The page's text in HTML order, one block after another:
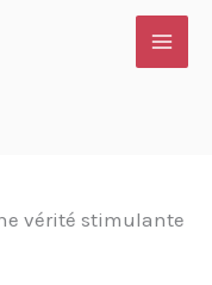
vérité stimulante